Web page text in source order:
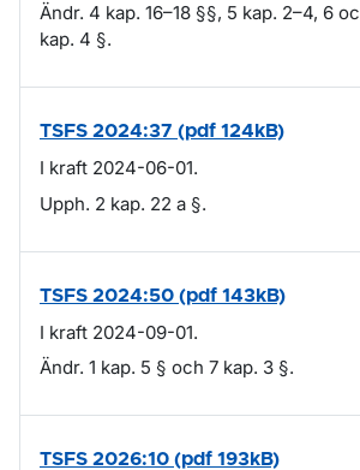
Ändr. 4 kap. 16–18 §§, 5 kap. 2–4, 6
kap. 4 §.
TSFS 2024:37 (pdf 124kB)
I kraft 2024-06-01.
Upph. 2 kap. 22 a §.
TSFS 2024:50 (pdf 143kB)
I kraft 2024-09-01.
Ändr. 1 kap. 5 § och 7 kap. 3 §.
TSFS 2026:10 (pdf 193kB)